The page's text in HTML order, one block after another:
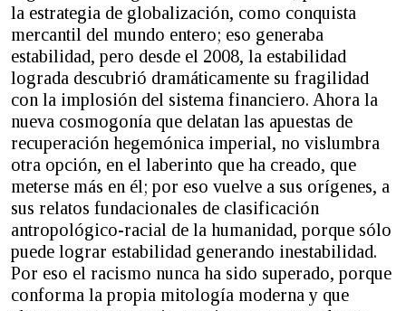
la estrategia de globalización, como conquista
mercantil del mundo entero; eso generaba
estabilidad, pero desde el 2008, la estabilidad
lograda descubrió dramáticamente su fragilidad
con la implosión del sistema financiero. Ahora la
nueva cosmogonía que delatan las apuestas de
recuperación hegemónica imperial, no vislumbra
otra opción, en el laberinto que ha creado, que
meterse más en él; por eso vuelve a sus orígenes, a
sus relatos fundacionales de clasificación
antropológico-racial de la humanidad, porque sólo
puede lograr estabilidad generando inestabilidad.
Por eso el racismo nunca ha sido superado, porque
conforma la propia mitología moderna y que